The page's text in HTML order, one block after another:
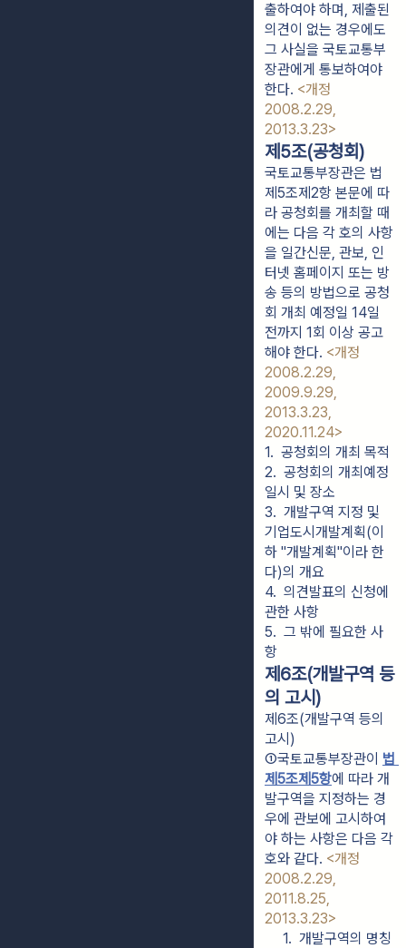
출하여야 하며, 제출된
의견이 없는 경우에도
그 사실을 국토교통부
장관에게 통보하여야
한다. <개정
2008.2.29,
2013.3.23>
제5조(공청회)
국토교통부장관은 법
제5조제2항 본문에 따
라 공청회를 개최할 때
에는 다음 각 호의 사항
을 일간신문, 관보, 인
터넷 홈페이지 또는 방
송 등의 방법으로 공청
회 개최 예정일 14일
전까지 1회 이상 공고
해야 한다. <개정
2008.2.29,
2009.9.29,
2013.3.23,
2020.11.24>
1.  공청회의 개최 목적
2.  공청회의 개최예정
일시 및 장소
3.  개발구역 지정 및
기업도시개발계획(이
하 "개발계획"이라 한
다)의 개요
4.  의견발표의 신청에
관한 사항
5.  그 밖에 필요한 사
항
제6조(개발구역 등
의 고시)
제6조(개발구역 등의
고시)
①국토교통부장관이 법
제5조제5항에 따라 개
발구역을 지정하는 경
우에 관보에 고시하여
야 하는 사항은 다음 각
호와 같다. <개정
2008.2.29,
2011.8.25,
2013.3.23>
1.  개발구역의 명칭